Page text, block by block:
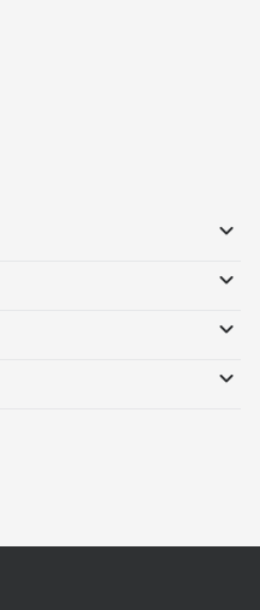
związane z